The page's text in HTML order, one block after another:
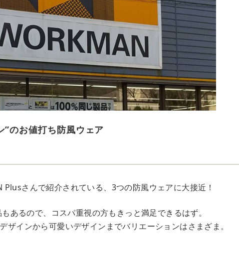
”のお値打ち防風ウェア
さんで紹介されている、3つの防風ウェアに大接近！
あるので、コスパ重視の方もきっと満足できるはず。
ザインから可愛いデザインまでバリエーションはさまざま。